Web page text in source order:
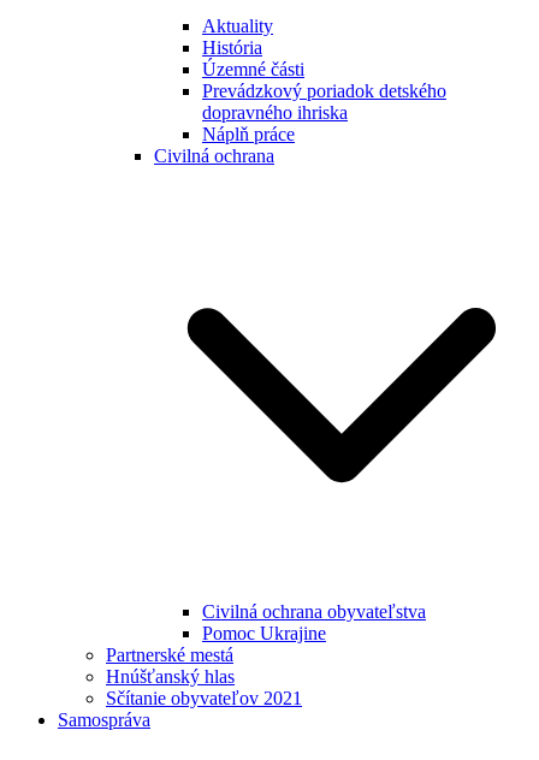
Aktuality
História
Územné části
Prevádzkový poriadok detského
dopravného ihriska
Náplň práce
Civilná ochrana
Civilná ochrana obyvateľstva
Pomoc Ukrajine
Partnerské mestá
Hnúšťanský hlas
Sčítanie obyvateľov 2021
Samospráva